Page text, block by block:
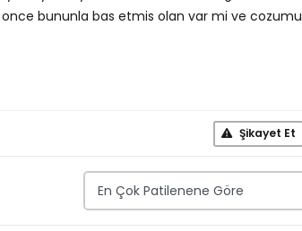
bununla bas etmis olan var mi ve cozumu
Şikayet Et